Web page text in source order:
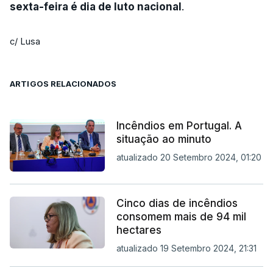
sexta-feira é dia de luto nacional .
c/ Lusa
ARTIGOS RELACIONADOS
Incêndios em Portugal. A
situação ao minuto
atualizado 20 Setembro 2024, 01:20
Cinco dias de incêndios
consomem mais de 94 mil
hectares
atualizado 19 Setembro 2024, 21:31